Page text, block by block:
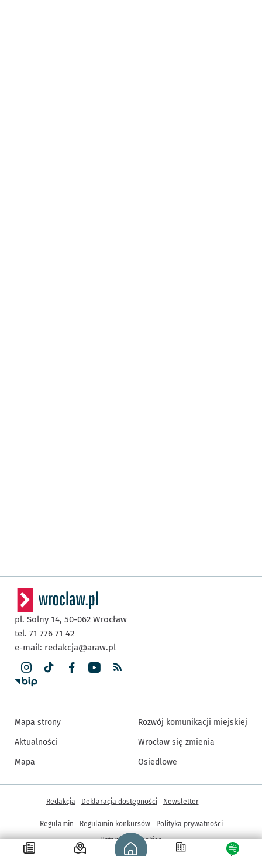
Strona główna - wroclaw.pl
pl. Solny 14, 50-062 Wrocław
tel. 71 776 71 42
e-mail: redakcja@araw.pl
Mapa strony
Aktualności
Mapa
Rozwój komunikacji miejskiej
Wrocław się zmienia
Osiedlowe
Inne informacje
Redakcja Deklaracja dostępności Newsletter
Regulamin Regulamin konkursów
Polityka prywatności
Ustawienia cookies